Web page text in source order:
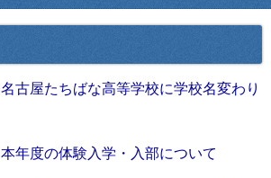
名古屋たちばな高等学校に学校名変わり
本年度の体験入学・入部について